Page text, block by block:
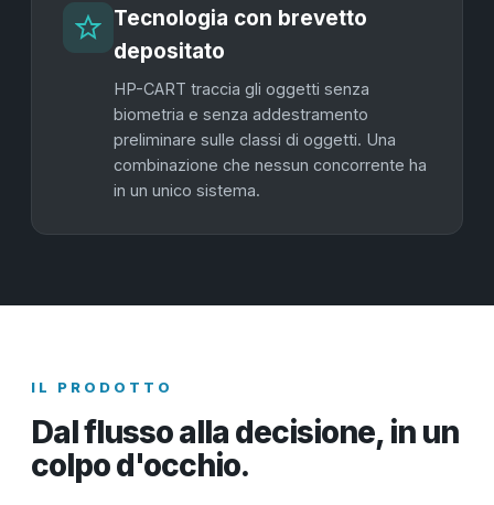
Tecnologia con brevetto
depositato
HP-CART traccia gli oggetti senza
biometria e senza addestramento
preliminare sulle classi di oggetti. Una
combinazione che nessun concorrente ha
in un unico sistema.
IL PRODOTTO
Dal flusso alla decisione, in un
colpo d'occhio.